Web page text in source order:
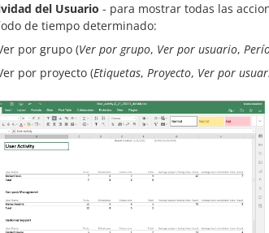
del Usuario - para mostrar todas las
de tiempo determinado:
por grupo (Ver por grupo, Ver por usuario,
por proyecto (Etiquetas, Proyecto, Ver por